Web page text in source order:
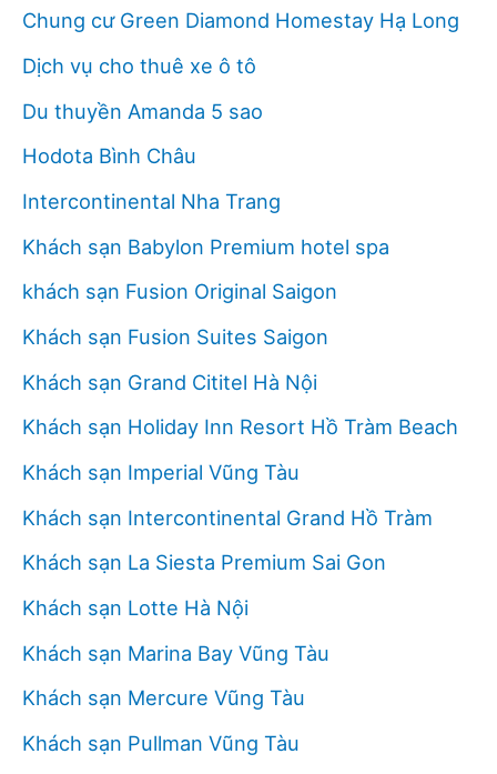
Chung cư Green Diamond Homestay Hạ Long
Dịch vụ cho thuê xe ô tô
Du thuyền Amanda 5 sao
Hodota Bình Châu
Intercontinental Nha Trang
Khách sạn Babylon Premium hotel spa
khách sạn Fusion Original Saigon
Khách sạn Fusion Suites Saigon
Khách sạn Grand Cititel Hà Nội
Khách sạn Holiday Inn Resort Hồ Tràm Beach
Khách sạn Imperial Vũng Tàu
Khách sạn Intercontinental Grand Hồ Tràm
Khách sạn La Siesta Premium Sai Gon
Khách sạn Lotte Hà Nội
Khách sạn Marina Bay Vũng Tàu
Khách sạn Mercure Vũng Tàu
Khách sạn Pullman Vũng Tàu